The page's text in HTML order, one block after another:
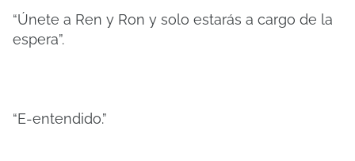
“Únete a Ren y Ron y solo estarás a cargo de la
espera”.
“E-entendido.”